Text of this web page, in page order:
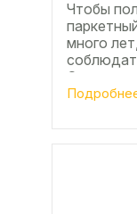
Чтобы
много
Сегодня